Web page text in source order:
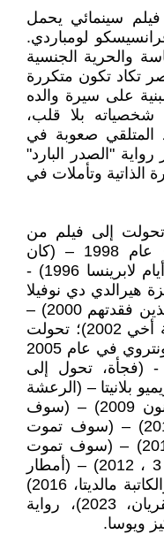
فيلم سينمائي يحمل
إخراج فرانسيسكو لومباردي.
والحرية الجنسية
تكاد تكون متكررة
على سيرة والده
شخصياته بلا قلب،
المتلقي صعوبة في
وفي عام 2018، نشر رواية "الصدر البارد"
الذاتية وتأملات في
أهم رواياته: (لا تخبر أحدا 1994 تحولت إلى فيلم من
إخراج فرانسيسكو لومباردي أُنتج عام 1998 – (كان
بالأمس، لا أتذكره 1995) – (آخر أيام لابرينسا 1996) -
على جائزة هيرالدي دي نوفيلا
– (أحب أمي 1999) – (الأصدقاء الذين فقدتهم 2000) –
(لا مكان للشعر هنا 2001) - (زوجة أخي 2002)؛ تحولت
إلى فيلم من إخراج ريكاردو دي مونتروي في عام 2005
يحمل اسمك 2004) - (فجأة، تحول إلى
بلانيتا – (الرعشة
العاطفية 2008) – (المعاق والمجنون 2009) – (سوف
تموت غدًا: كاتب ينطلق ليقتل 2010) – (سوف تموت
غدا: سر ألما روسي، الجزء 2، 2011) – (سوف تموت
غدا: سيبصقون على قبري، الجزء 3 ، 2012) – (أمطار
الزمان 2014) – (الصبي الرهيب والكاتبة مالديتا، 2016)
– (الصدر البارد، 2018) – (العبقريان، 2023)، رواية
ويوسا.